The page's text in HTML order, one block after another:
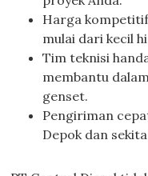
Harga
mulai dari kecil
Tim teknisi
membantu
genset.
Pengiriman
Depok dan